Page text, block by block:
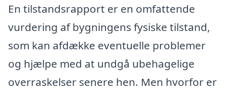
En tilstandsrapport er en omfattende
vurdering af bygningens fysiske tilstand,
som kan afdække eventuelle problemer
og hjælpe med at undgå ubehagelige
overraskelser senere hen. Men hvorfor er